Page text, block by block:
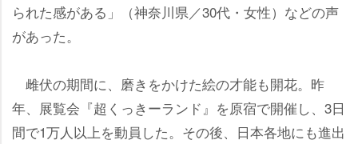
られた感がある」（神奈川県／30代・女性）などの声
があった。
雌伏の期間に、磨きをかけた絵の才能も開花。昨
年、展覧会『超くっきーランド』を原宿で開催し、3日
間で1万人以上を動員した。その後、日本各地にも進出